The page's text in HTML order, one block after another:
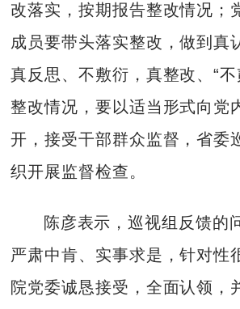
改落实，按期报告整改情况；
成员要带头落实整改，做到真
真反思、不敷衍，真整改、“
整改情况，要以适当形式向党
开，接受干部群众监督，省委
织开展监督检查。
陈彦表示，巡视组反馈的
严肃中肯、实事求是，针对性
院党委诚恳接受，全面认领，